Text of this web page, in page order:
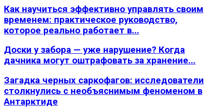
Как научиться эффективно управлять своим
временем: практическое руководство,
которое реально работает в...
Доски у забора — уже нарушение? Когда
дачника могут оштрафовать за хранение...
Загадка черных саркофагов: исследователи
столкнулись с необъяснимым феноменом в
Антарктиде